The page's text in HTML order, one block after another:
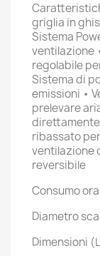
griglia in
Sistema
ventilazione
regolabile
Sistema di
emissioni •
prelevare
ribassato
ventilazione
reversibile
Consumo
Diametro
Dimensioni